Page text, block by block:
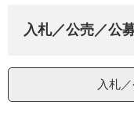
入札／公売／公
入札